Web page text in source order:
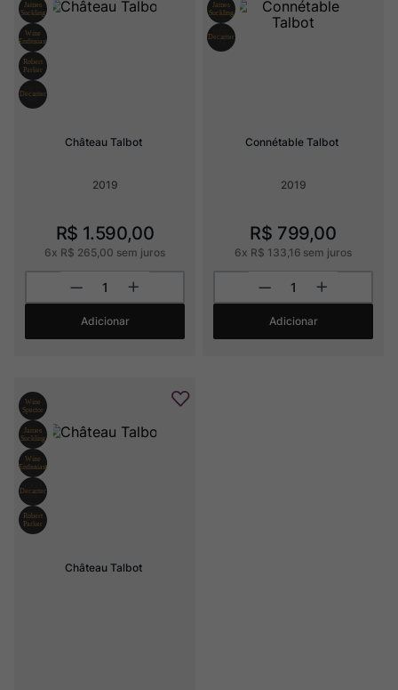
Château Talbot
2019
R$ 1.590,00
6x R$ 265 00 sem juros
Adicionar
Connétable Talbot
2019
R$ 799,00
6x R$ 133 16 sem juros
Adicionar
Château Talbot
8º Ver Sacrum
9º
10